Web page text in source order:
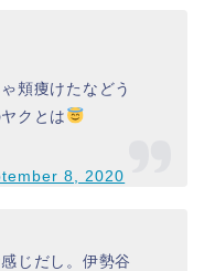
頬痩けたなどう
クとは
8, 2020
じだし。伊勢谷